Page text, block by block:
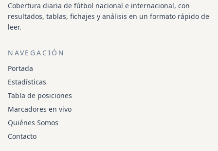
Cobertura diaria de fútbol nacional e internacional, con
resultados, tablas, fichajes y análisis en un formato rápido de
leer.
NAVEGACIÓN
Portada
Estadísticas
Tabla de posiciones
Marcadores en vivo
Quiénes Somos
Contacto